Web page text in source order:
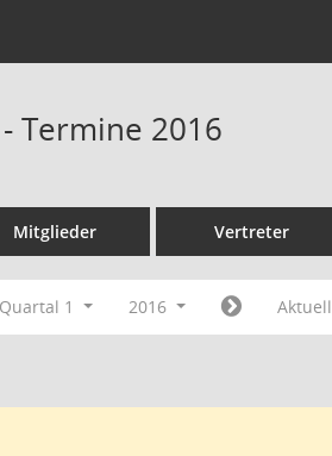
Termine 2016
Mitglieder Vertreter
Quartal 1 2016 Aktuell